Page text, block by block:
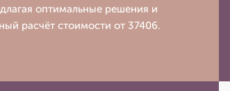
оптимальные решения и
расчёт стоимости от 37406.